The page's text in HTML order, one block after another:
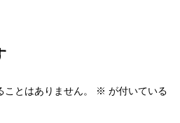
とはありません。 ※ が付いている